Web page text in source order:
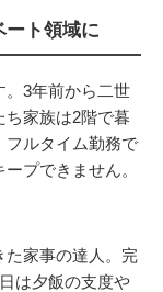
ート領域に
。3年前から二世
家族は2階で暮
フルタイム勤務で
プできません。
た家事の達人。完
は夕飯の支度や